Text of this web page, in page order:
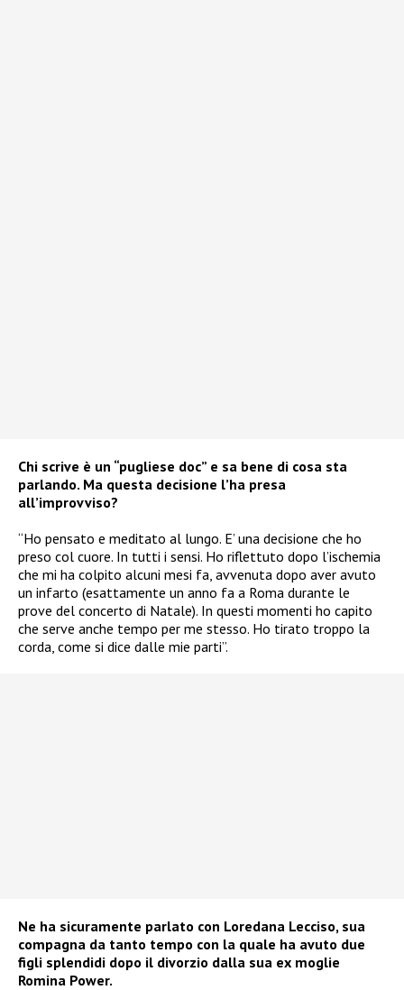
Chi scrive è un “pugliese doc” e sa bene di cosa sta
parlando. Ma questa decisione l’ha presa
all’improvviso?
“Ho pensato e meditato al lungo. E’ una decisione che ho
preso col cuore. In tutti i sensi. Ho riflettuto dopo l’ischemia
che mi ha colpito alcuni mesi fa, avvenuta dopo aver avuto
un infarto (esattamente un anno fa a Roma durante le
prove del concerto di Natale). In questi momenti ho capito
che serve anche tempo per me stesso. Ho tirato troppo la
corda, come si dice dalle mie parti”.
Ne ha sicuramente parlato con Loredana Lecciso, sua
compagna da tanto tempo con la quale ha avuto due
figli splendidi dopo il divorzio dalla sua ex moglie
Romina Power.